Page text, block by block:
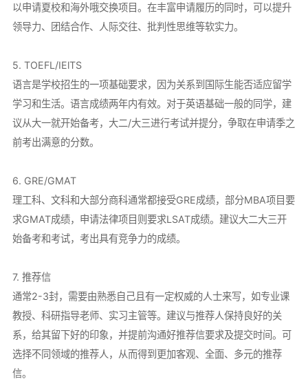
以申请夏校和海外哦交换项目。在丰富申请履历的同时，可以提升
领导力、团结合作、人际交往、批判性思维等软实力。
5. TOEFL/IElTS
语言是学校招生的一项基础要求，因为关系到国际生能否适应留学
学习和生活。语言成绩两年内有效。对于英语基础一般的同学，建
议从大一就开始备考，大二/大三进行考试并提分，争取在申请季之
前考出满意的分数。
6. GRE/GMAT
理工科、文科和大部分商科通常都接受GRE成绩，部分MBA项目要
求GMAT成绩，申请法律项目则要求LSAT成绩。建议大二大三开
始备考和考试，考出具有竞争力的成绩。
7. 推荐信
通常2-3封，需要由熟悉自己且有一定权威的人士来写，如专业课
教授、科研指导老师、实习主管等。建议与推荐人保持良好的关
系，给其留下好的印象，并提前沟通好推荐信要求及提交时间。可
选择不同领域的推荐人，从而得到更加客观、全面、多元的推荐
信。